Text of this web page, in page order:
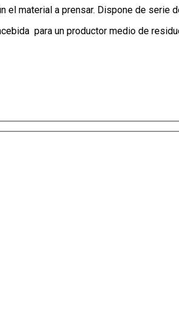
el material a prensar. Dispone de serie
para un productor medio de